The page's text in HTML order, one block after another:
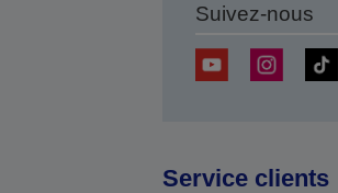
Suivez-nous
Service clients